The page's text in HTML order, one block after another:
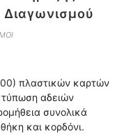
Διαγωνισμού
πλαστικών καρτών
αδειών
συνολικά
και κορδόνι.